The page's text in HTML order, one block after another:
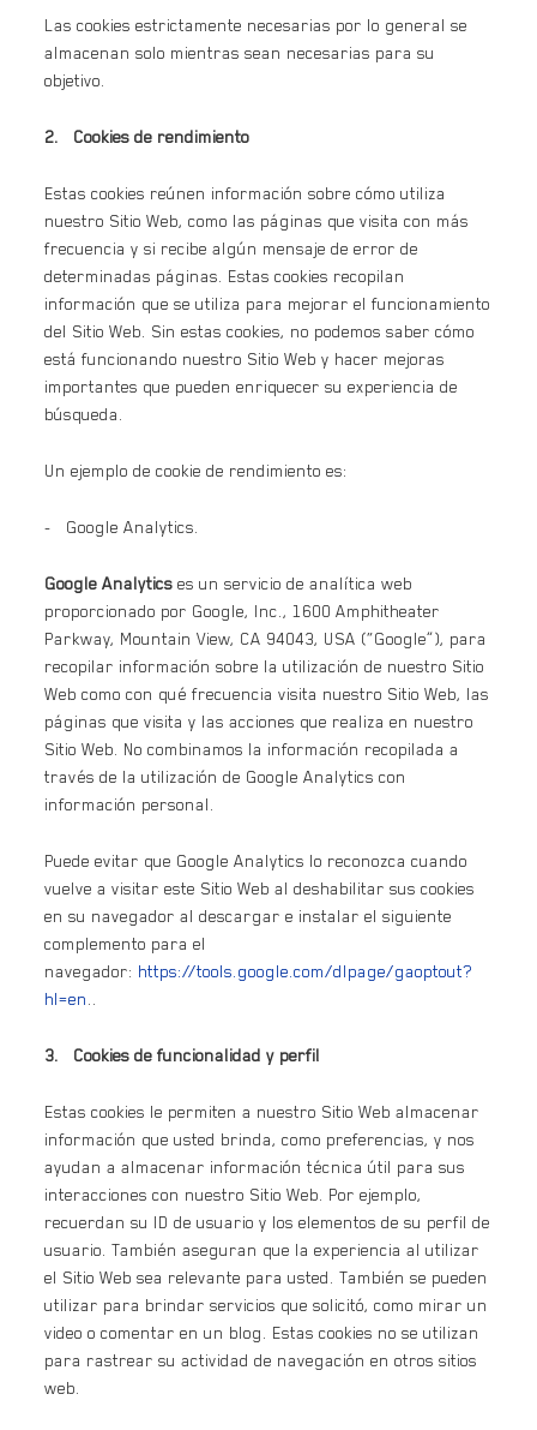
Las cookies estrictamente necesarias por lo general se
almacenan solo mientras sean necesarias para su
objetivo.
2. Cookies de rendimiento
Estas cookies reúnen información sobre cómo utiliza
nuestro Sitio Web, como las páginas que visita con más
frecuencia y si recibe algún mensaje de error de
determinadas páginas. Estas cookies recopilan
información que se utiliza para mejorar el funcionamiento
del Sitio Web. Sin estas cookies, no podemos saber cómo
está funcionando nuestro Sitio Web y hacer mejoras
importantes que pueden enriquecer su experiencia de
búsqueda.
Un ejemplo de cookie de rendimiento es:
- Google Analytics.
Google Analytics es un servicio de analítica web
proporcionado por Google, Inc., 1600 Amphitheater
Parkway, Mountain View, CA 94043, USA (“Google”), para
recopilar información sobre la utilización de nuestro Sitio
Web como con qué frecuencia visita nuestro Sitio Web, las
páginas que visita y las acciones que realiza en nuestro
Sitio Web. No combinamos la información recopilada a
través de la utilización de Google Analytics con
información personal.
Puede evitar que Google Analytics lo reconozca cuando
vuelve a visitar este Sitio Web al deshabilitar sus cookies
en su navegador al descargar e instalar el siguiente
complemento para el
navegador: https://tools.google.com/dlpage/gaoptout?
hl=en
3. Cookies de funcionalidad y perfil
Estas cookies le permiten a nuestro Sitio Web almacenar
información que usted brinda, como preferencias, y nos
ayudan a almacenar información técnica útil para sus
interacciones con nuestro Sitio Web. Por ejemplo,
recuerdan su ID de usuario y los elementos de su perfil de
usuario. También aseguran que la experiencia al utilizar
el Sitio Web sea relevante para usted. También se pueden
utilizar para brindar servicios que solicitó, como mirar un
video o comentar en un blog. Estas cookies no se utilizan
para rastrear su actividad de navegación en otros sitios
web.